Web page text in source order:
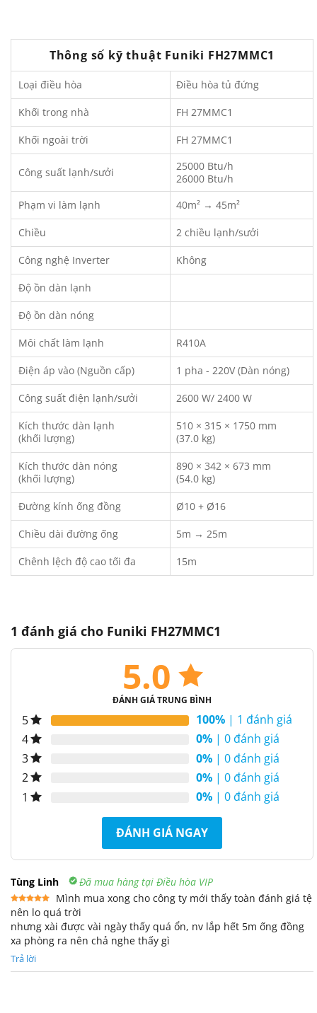
Thông số kỹ thuật Funiki FH27MMC1
Loại điều hòa Điều hòa tủ đứng
Khối trong nhà FH 27MMC1
Khối ngoài trời FH 27MMC1
Công suất lạnh/sưởi
25000 Btu/h
26000 Btu/h
Phạm vi làm lạnh
40m² → 45m²
Chiều 2 chiều lạnh/sưởi
Công nghệ Inverter Không
Độ ồn dàn lạnh
Độ ồn dàn nóng
Môi chất làm lạnh R410A
Điện áp vào (Nguồn cấp) 1 pha - 220V (Dàn nóng)
Công suất điện lạnh/sưởi 2600 W/ 2400 W
Kích thước dàn lạnh
(khối lượng)
510 × 315 × 1750 mm
(37.0 kg)
Kích thước dàn nóng
(khối lượng)
890 × 342 × 673 mm
(54.0 kg)
Đường kính ống đồng Ø10 + Ø16
Chiều dài đường ống 5m → 25m
Chênh lệch độ cao tối đa 15m
1 đánh giá cho Funiki FH27MMC1
5.0
ĐÁNH GIÁ TRUNG BÌNH
5 100% | 1 đánh giá
4
0% | 0 đánh giá
3
0% | 0 đánh giá
2
0% | 0 đánh giá
1
0% | 0 đánh giá
ĐÁNH GIÁ NGAY
Tùng Linh Đã mua hàng tại Điều hòa VIP
Được xếp
hạng 55
sao
Mình mua xong cho công ty mới thấy toàn đánh giá tệ
nên lo quá trời
nhưng xài được vài ngày thấy quá ổn, nv lắp hết 5m ống đồng
xa phòng ra nên chả nghe thấy gì
Trả lời